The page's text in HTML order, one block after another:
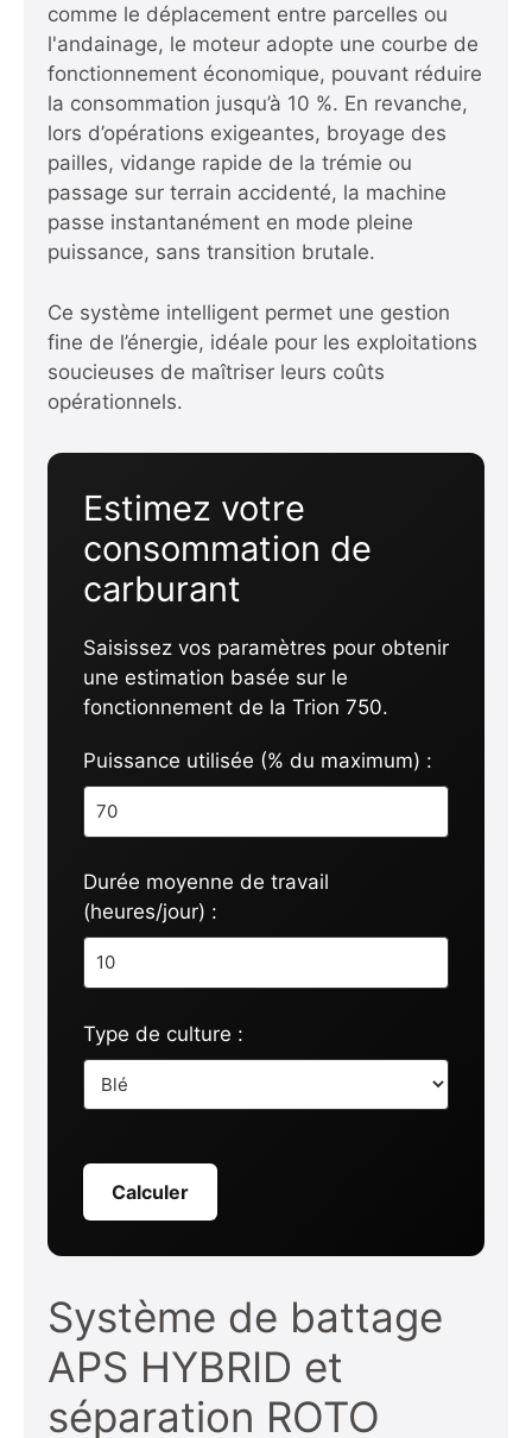
comme le déplacement entre parcelles ou
l'andainage, le moteur adopte une courbe de
fonctionnement économique, pouvant réduire
la consommation jusqu’à 10 %. En revanche,
lors d’opérations exigeantes, broyage des
pailles, vidange rapide de la trémie ou
passage sur terrain accidenté, la machine
passe instantanément en mode pleine
puissance, sans transition brutale.
Ce système intelligent permet une gestion
fine de l’énergie, idéale pour les exploitations
soucieuses de maîtriser leurs coûts
opérationnels.
Estimez votre
consommation de
carburant
Saisissez vos paramètres pour obtenir
une estimation basée sur le
fonctionnement de la Trion 750.
Puissance utilisée (% du maximum) :
Durée moyenne de travail
(heures/jour) :
Type de culture :
Calculer
Système de battage
APS HYBRID et
séparation ROTO